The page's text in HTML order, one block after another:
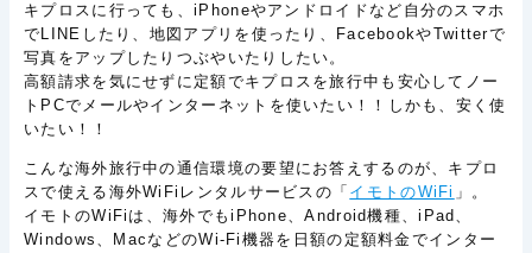
キプロスに行っても、iPhoneやアンドロイドなど自分のスマホ
でLINEしたり、地図アプリを使ったり、FacebookやTwitterで
写真をアップしたりつぶやいたりしたい。
高額請求を気にせずに定額でキプロスを旅行中も安心してノー
トPCでメールやインターネットを使いたい！！しかも、安く使
いたい！！
こんな海外旅行中の通信環境の要望にお答えするのが、キプロ
スで使える海外WiFiレンタルサービスの「 イモトのWiFi 」。
イモトのWiFiは、海外でもiPhone、Android機種、iPad、
Windows、MacなどのWi-Fi機器を日額の定額料金でインター